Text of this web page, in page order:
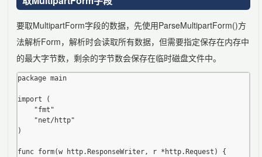
要取MultipartForm字段的数据，先使用ParseMultipartForm()方
法解析Form，解析时会读取所有数据，但需要指定保存在内存中
的最大字节数，剩余的字节数会保存在临时磁盘文件中。
package main
import (
)
func form(w http.ResponseWriter, r *http.Request) {